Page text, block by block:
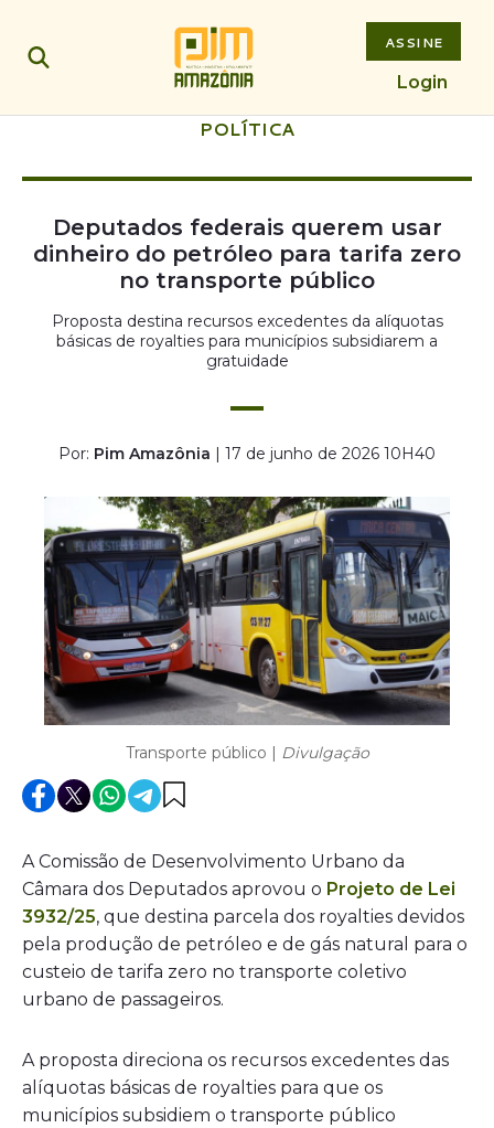
ASSINE
Login
POLÍTICA
Deputados federais querem usar
dinheiro do petróleo para tarifa zero
no transporte público
Proposta destina recursos excedentes da alíquotas
básicas de royalties para municípios subsidiarem a
gratuidade
Por: Pim Amazônia | 17 de junho de 2026 10H40
Transporte público | Divulgação
A Comissão de Desenvolvimento Urbano da
Câmara dos Deputados aprovou o Projeto de Lei
3932/25, que destina parcela dos royalties devidos
pela produção de petróleo e de gás natural para o
custeio de tarifa zero no transporte coletivo
urbano de passageiros.
A proposta direciona os recursos excedentes das
alíquotas básicas de royalties para que os
municípios subsidiem o transporte público